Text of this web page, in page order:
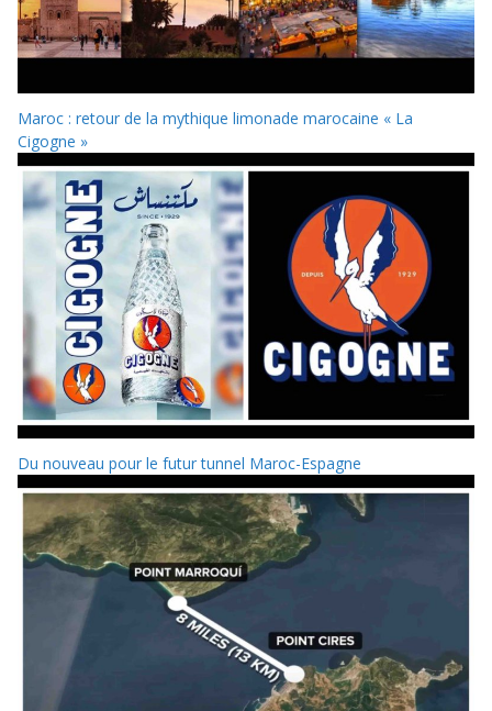
Maroc : retour de la mythique limonade marocaine « La
Cigogne »
Du nouveau pour le futur tunnel Maroc-Espagne